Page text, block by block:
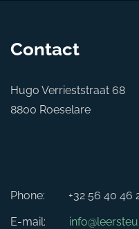
Contact
Hugo Verrieststraat 68
8800 Roeselare
Phone:
+32 56 40 46
E-mail: